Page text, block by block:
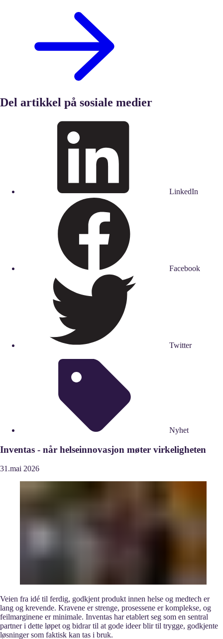
Del artikkel på sosiale medier
LinkedIn
Facebook
Twitter
Nyhet
Inventas - når helseinnovasjon møter virkeligheten
31.mai 2026
Veien fra idé til ferdig, godkjent produkt innen helse og medtech er
lang og krevende. Kravene er strenge, prosessene er komplekse, og
feilmarginene er minimale. Inventas har etablert seg som en sentral
partner i dette løpet og bidrar til at gode ideer blir til trygge, godkjente
løsninger som faktisk kan tas i bruk.